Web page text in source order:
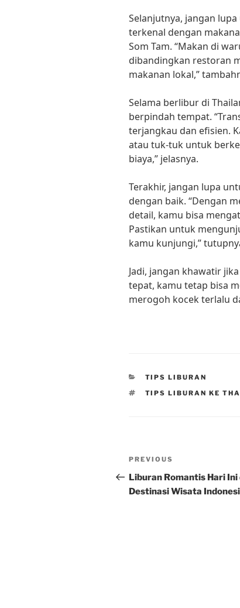
Selanjutnya, jangan
terkenal dengan
Som Tam. “Makan di
dibandingkan restoran
makanan lokal,”
Selama berlibur di
berpindah tempat.
terjangkau dan efisien.
atau tuk-tuk untuk
biaya,” jelasnya.
Terakhir, jangan lupa
dengan baik. “Dengan
detail, kamu bisa
Pastikan untuk
kamu kunjungi,”
Jadi, jangan khawatir
tepat, kamu tetap bisa
merogoh kocek terlalu
CATEGORIES
TIPS LIBURAN
TAGS
TIPS LIBURAN KE
Post
navigation
Previous
Post
PREVIOUS
Liburan Romantis Hari Ini
Destinasi Wisata